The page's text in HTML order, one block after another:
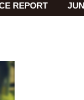
REPORT